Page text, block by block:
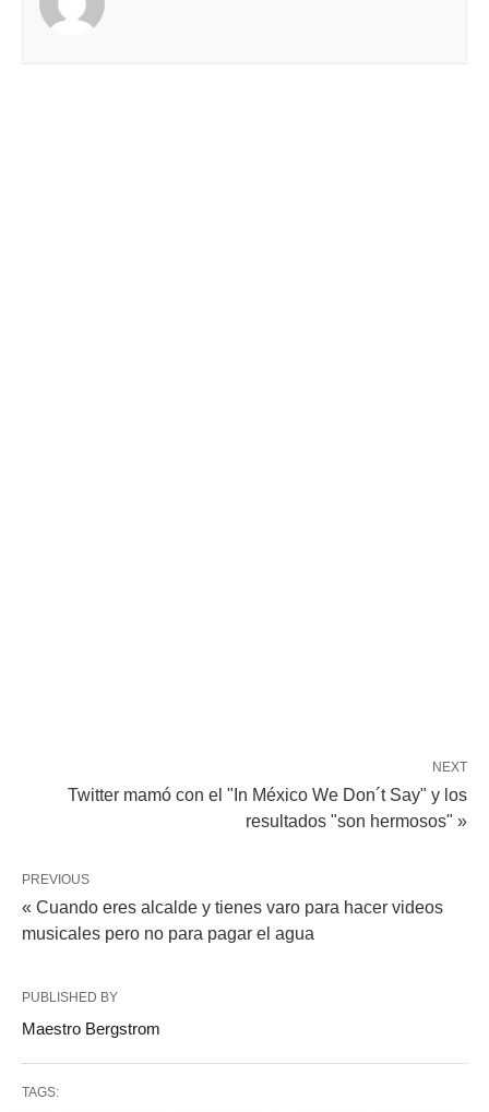
NEXT
Twitter mamó con el "In México We Don´t Say" y los
resultados "son hermosos" »
PREVIOUS
« Cuando eres alcalde y tienes varo para hacer videos
musicales pero no para pagar el agua
PUBLISHED BY
Maestro Bergstrom
TAGS: